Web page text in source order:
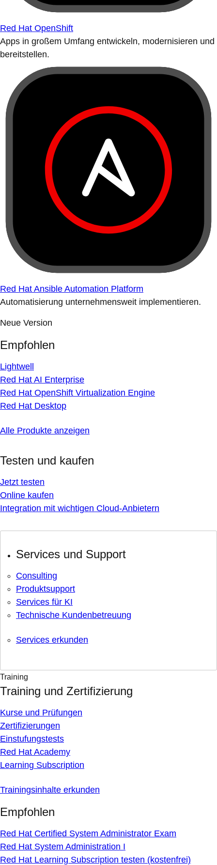
Red Hat OpenShift
Apps in großem Umfang entwickeln, modernisieren und
bereitstellen.
Red Hat Ansible Automation Platform
Automatisierung unternehmensweit implementieren.
Neue Version
Empfohlen
Lightwell
Red Hat AI Enterprise
Red Hat OpenShift Virtualization Engine
Red Hat Desktop
Alle Produkte anzeigen
Testen und kaufen
Jetzt testen
Online kaufen
Integration mit wichtigen Cloud-Anbietern
Services und Support
Consulting
Produktsupport
Services für KI
Technische Kundenbetreuung
Services erkunden
Training
Training und Zertifizierung
Kurse und Prüfungen
Zertifizierungen
Einstufungstests
Red Hat Academy
Learning Subscription
Trainingsinhalte erkunden
Empfohlen
Red Hat Certified System Administrator Exam
Red Hat System Administration I
Red Hat Learning Subscription testen (kostenfrei)